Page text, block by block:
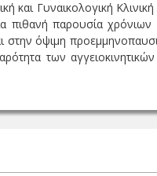
Γυναικολογική
πιθανή παρουσία
όψιμη
των